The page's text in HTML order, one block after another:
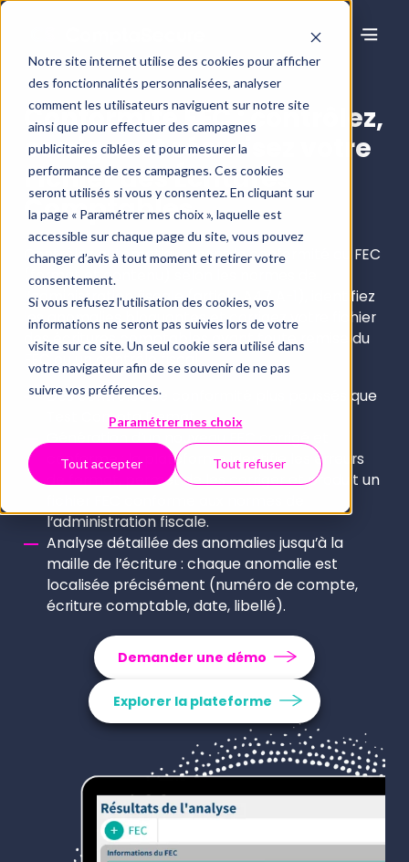
Notre site internet utilise des cookies pour afficher
des fonctionnalités personnalisées, analyser
comment les utilisateurs naviguent sur notre site
ainsi que pour effectuer des campagnes
publicitaires ciblées et pour mesurer la
performance de ces campagnes. Ces cookies
seront utilisés si vous y consentez. En cliquant sur
la page « Paramétrer mes choix », laquelle est
accessible sur chaque page du site, vous pouvez
changer d’avis à tout moment et retirer votre
consentement.
Si vous refusez l'utilisation des cookies, vos
informations ne seront pas suivies lors de votre
visite sur ce site. Un seul cookie sera utilisé dans
votre navigateur afin de se souvenir de ne pas
suivre vos préférences.
Paramétrer mes choix
Tout accepter Tout refuser
Conformité FEC : contrôlez,
corrigez et sécurisez votre
Fichier des Écritures
Comptables
Contrôlez automatiquement la conformité du FEC
(format et contenu) selon les normes de
l’administration fiscale (article A47 A-1), identifiez
les anomalies bloquantes et corrigez votre fichier
des écritures comptables avant toute remise du
FEC ou un contrôle fiscal.
Des contrôles de conformité plus poussés que
Test Compta Demat
Génération d’un nouveau FEC corrigé et
conforme : la plateforme identifie les erreurs
de format, permet de les corriger et produit un
l’administration fiscale.
Analyse détaillée des anomalies jusqu’à la
maille de l’écriture : chaque anomalie est
localisée précisément (numéro de compte,
écriture comptable, date, libellé).
Demander une démo
Explorer la plateforme